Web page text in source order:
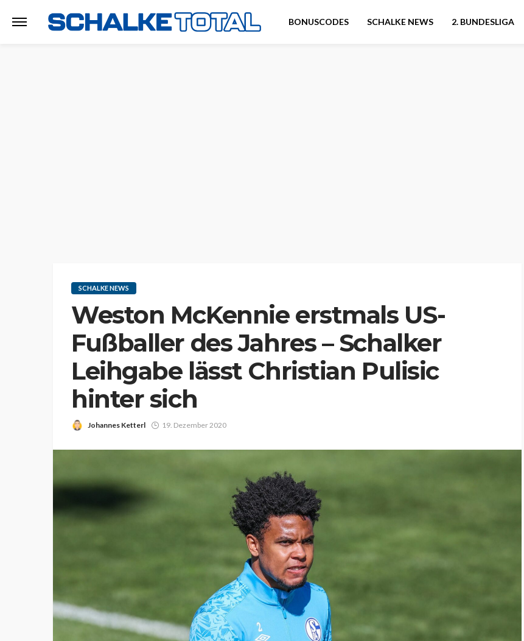
BONUSCODES SCHALKE NEWS 2. BUNDESLIGA
SCHALKE NEWS
Weston McKennie erstmals US-
Fußballer des Jahres – Schalker
Leihgabe lässt Christian Pulisic
hinter sich
Johannes Ketterl 19. Dezember 2020